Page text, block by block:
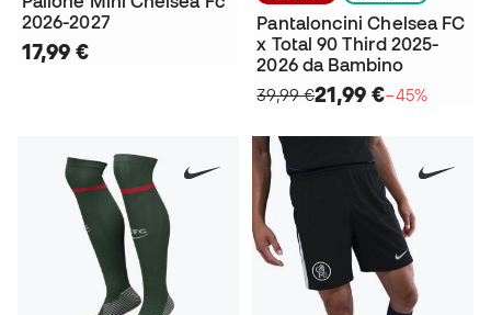
2026-2027
17,99 €
Pantaloncini Chelsea FC
x Total 90 Third 2025-
2026 da Bambino
39,99 €21,99 €−45%